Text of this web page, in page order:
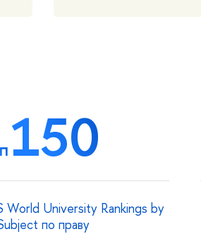
150
World University Rankings by
по праву